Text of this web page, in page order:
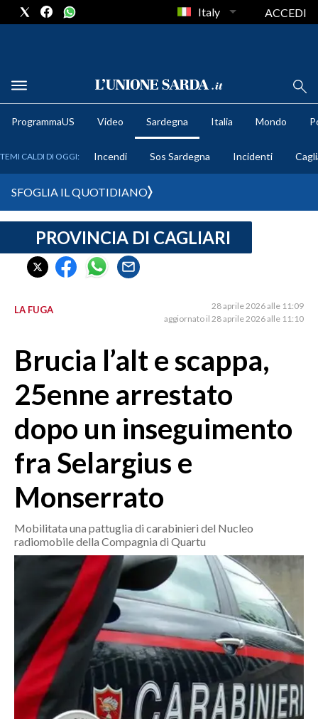
METEO
CRONACA SARDEGNA
CAGLIARI
SULCIS IGLESIENTE
ORISTANO E PROVINCIA
SASSARI E PROVINCIA
GALLURA
OGLIASTRA
AGENDA
CRONACA
ITALIA
MONDO
ECONOMIA
SERVIZI ALLE IMPRESE
LAVORO
BANDI
SPORT IN SARDEGNA
Italy ACCEDI
ProgrammaUS Video Sardegna Italia Mondo
TEMI CALDI DI OGGI: Incendi Sos Sardegna Incidenti
SFOGLIA IL QUOTIDIANO
PROVINCIA DI CAGLIARI
LA FUGA
28 aprile 2026 alle 11:09
aggiornato il 28 aprile 2026 alle 11:10
Brucia l’alt e scappa,
25enne arrestato
dopo un inseguimento
fra Selargius e
Monserrato
Mobilitata una pattuglia di carabinieri del Nucleo
radiomobile della Compagnia di Quartu